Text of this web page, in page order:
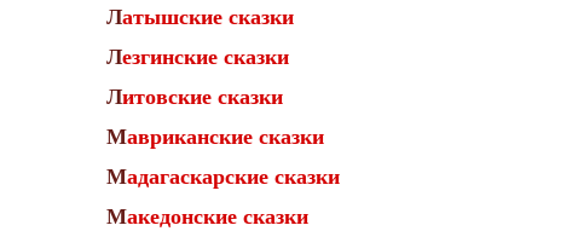
Латышские сказки
Лезгинские сказки
Литовские сказки
Мавриканские сказки
Мадагаскарские сказки
Македонские сказки